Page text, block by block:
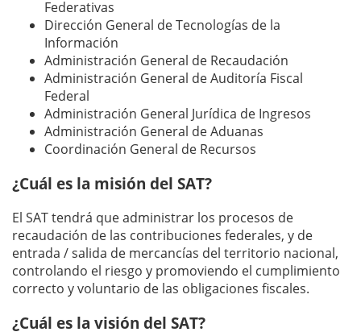
Federativas
Dirección General de Tecnologías de la
Información
Administración General de Recaudación
Administración General de Auditoría Fiscal
Federal
Administración General Jurídica de Ingresos
Administración General de Aduanas
Coordinación General de Recursos
¿Cuál es la misión del SAT?
El SAT tendrá que administrar los procesos de
recaudación de las contribuciones federales, y de
entrada / salida de mercancías del territorio nacional,
controlando el riesgo y promoviendo el cumplimiento
correcto y voluntario de las obligaciones fiscales.
¿Cuál es la visión del SAT?